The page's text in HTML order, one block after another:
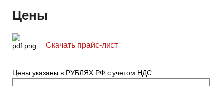
Цены
Скачать прайс-лист
Цены указаны в РУБЛЯХ РФ с учетом НДС.